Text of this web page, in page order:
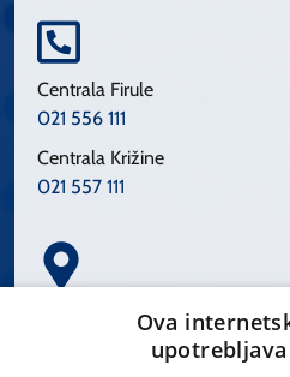
Centrala Firule
021 556 111
Centrala Križine
021 557 111
Spinčićeva 1, 21000 Split
Ova